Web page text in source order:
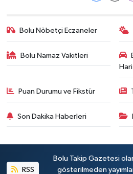
Bolu Nöbetçi Eczaneler
Bolu Namaz Vakitleri
Puan Durumu ve Fikstür
Son Dakika Haberleri
RSS
Bolu Takip Gazetesi
gösterilmeden